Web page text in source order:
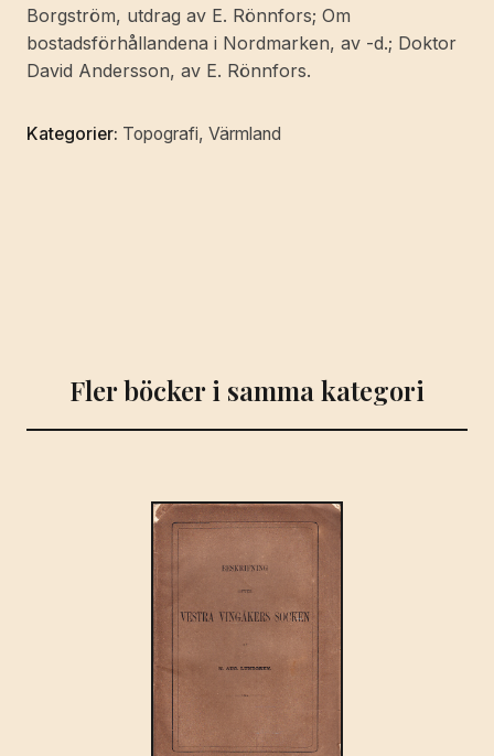
Borgström, utdrag av E. Rönnfors; Om
bostadsförhållandena i Nordmarken, av -d.; Doktor
David Andersson, av E. Rönnfors.
Kategorier: Topografi, Värmland
Fler böcker i samma kategori